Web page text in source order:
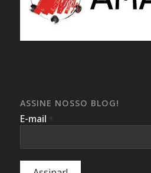
ASSINE NOSSO BLOG!
E-mail *